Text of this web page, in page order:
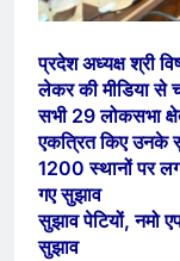
प्रदेश अध्यक्ष श्री
लेकर की मीडिया से
सभी 29 लोकसभा
एकत्रित किए उनके
1200 स्थानों पर
गए सुझाव
सुझाव पेटियों, नमो
सुझाव